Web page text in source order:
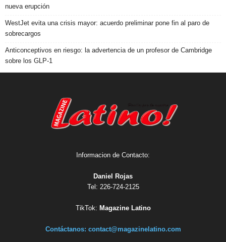
nueva erupción
WestJet evita una crisis mayor: acuerdo preliminar pone fin al paro de
sobrecargos
Anticonceptivos en riesgo: la advertencia de un profesor de Cambridge
sobre los GLP-1
Informacion de Contacto:
Daniel Rojas
Tel: 226-724-2125
TikTok: Magazine Latino
Contáctanos: contact@magazinelatino.com